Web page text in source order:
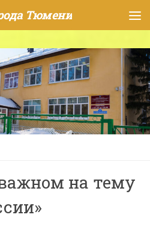
Тюмени
на тему